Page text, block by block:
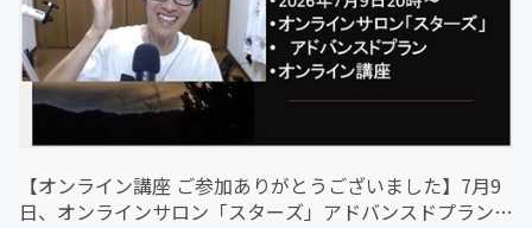
【オンライン講座 ご参加ありがとうございました】7月9
日、オンラインサロン「スターズ」アドバンスドプランの